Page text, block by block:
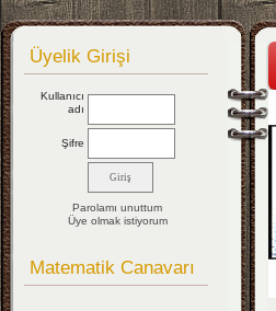
Üyelik Girişi
Kullanıcı
adı
Şifre
Parolamı unuttum
Üye olmak istiyorum
Matematik Canavarı